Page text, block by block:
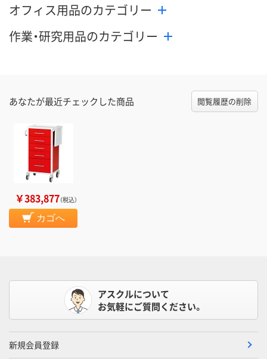
オフィス用品のカテゴリー
作業・研究用品のカテゴリー
あなたが最近チェックした商品 閲覧履歴の削除
￥383,877（税込）
カゴへ
アスクルについて
お気軽にご質問ください。
新規会員登録